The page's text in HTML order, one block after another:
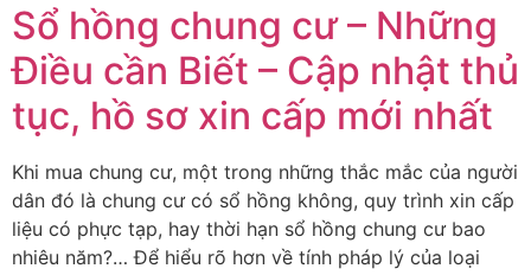
Sổ hồng chung cư – Những
Điều cần Biết – Cập nhật thủ
tục, hồ sơ xin cấp mới nhất
Khi mua chung cư, một trong những thắc mắc của người
dân đó là chung cư có sổ hồng không, quy trình xin cấp
liệu có phực tạp, hay thời hạn sổ hồng chung cư bao
nhiêu năm?… Để hiểu rõ hơn về tính pháp lý của loại